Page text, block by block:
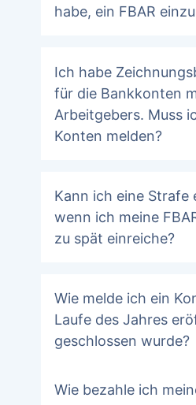
habe, ein FBAR
Ich habe
für die Bankkonten
Arbeitgebers. Muss
Konten melden?
Kann ich eine Strafe
wenn ich meine
zu spät einreiche?
Wie melde ich ein
Laufe des Jahres
geschlossen wurde?
Wie bezahle ich